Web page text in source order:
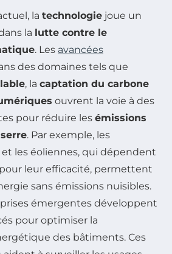
la technologie joue un
la lutte contre le
. Les avancées
des domaines tels que
, la captation du carbone
ouvrent la voie à des
pour réduire les émissions
. Par exemple, les
et les éoliennes, qui dépendent
leur efficacité, permettent
sans émissions nuisibles.
émergentes développent
pour optimiser la
des bâtiments. Ces